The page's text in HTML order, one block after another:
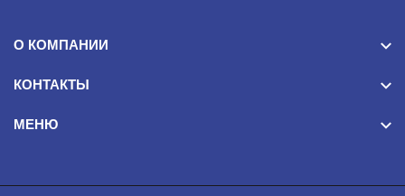
О КОМПАНИИ
КОНТАКТЫ
МЕНЮ